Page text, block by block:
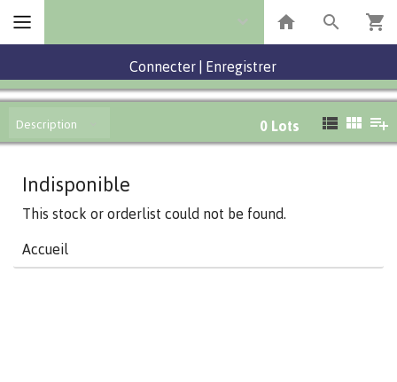
Connecter Enregistrer
Description 0 Lots
Indisponible
This stock or orderlist could not be found.
Accueil